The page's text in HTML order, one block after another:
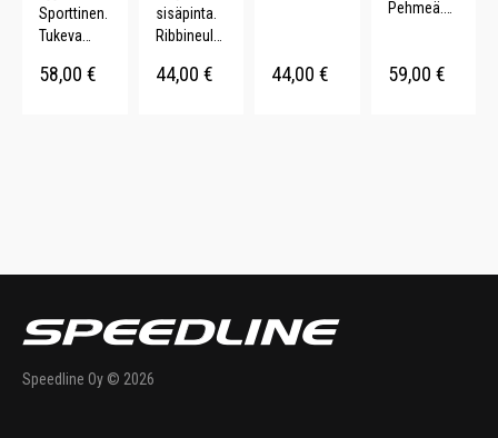
Sporttinen.
Tukeva
kangas.
58,00 €
sisäpinta.
Ribbineulo
kauluksess
44,00 € 44,00 €
Pehmeä.
vetoketju.
59,00 €
Speedline Oy © 2026